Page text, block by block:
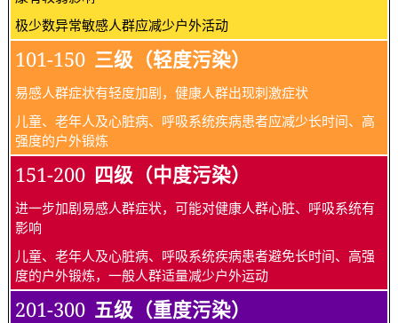
极少数异常敏感人群应减少户外活动
101-150 三级（轻度污染）
易感人群症状有轻度加剧，健康人群出现刺激症状
儿童、老年人及心脏病、呼吸系统疾病患者应减少长时间、高
强度的户外锻炼
151-200 四级（中度污染）
进一步加剧易感人群症状，可能对健康人群心脏、呼吸系统有
影响
儿童、老年人及心脏病、呼吸系统疾病患者避免长时间、高强
度的户外锻炼，一般人群适量减少户外运动
201-300 五级（重度污染）